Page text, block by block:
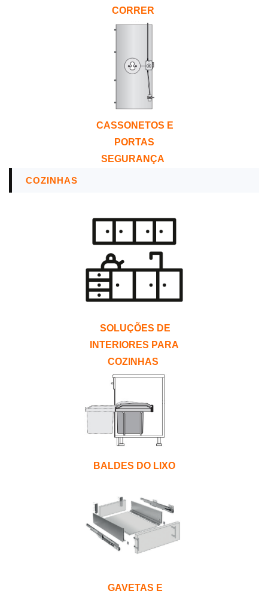
CORRER
CASSONETOS E
PORTAS
SEGURANÇA
COZINHAS
SOLUÇÕES DE
INTERIORES PARA
COZINHAS
BALDES DO LIXO
GAVETAS E